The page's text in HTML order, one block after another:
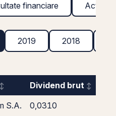
financiare Acțiuni
2019 2018
Dividend brut
S.A. 0,0310